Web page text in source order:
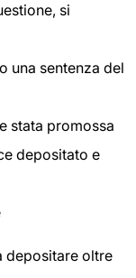
si
una sentenza del
stata promossa
depositato e
depositare oltre